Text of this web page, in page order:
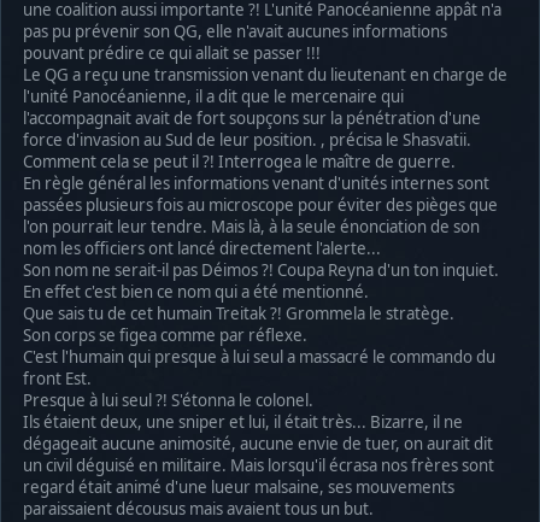
une coalition aussi importante ?! L'unité Panocéanienne appât n'a
pas pu prévenir son QG, elle n'avait aucunes informations
pouvant prédire ce qui allait se passer !!!
Le QG a reçu une transmission venant du lieutenant en charge de
l'unité Panocéanienne, il a dit que le mercenaire qui
l'accompagnait avait de fort soupçons sur la pénétration d'une
force d'invasion au Sud de leur position. , précisa le Shasvatii.
Comment cela se peut il ?! Interrogea le maître de guerre.
En règle général les informations venant d'unités internes sont
passées plusieurs fois au microscope pour éviter des pièges que
l'on pourrait leur tendre. Mais là, à la seule énonciation de son
nom les officiers ont lancé directement l'alerte...
Son nom ne serait-il pas Déimos ?! Coupa Reyna d'un ton inquiet.
En effet c'est bien ce nom qui a été mentionné.
Que sais tu de cet humain Treitak ?! Grommela le stratège.
Son corps se figea comme par réflexe.
C'est l'humain qui presque à lui seul a massacré le commando du
front Est.
Presque à lui seul ?! S'étonna le colonel.
Ils étaient deux, une sniper et lui, il était très... Bizarre, il ne
dégageait aucune animosité, aucune envie de tuer, on aurait dit
un civil déguisé en militaire. Mais lorsqu'il écrasa nos frères sont
regard était animé d'une lueur malsaine, ses mouvements
paraissaient décousus mais avaient tous un but.